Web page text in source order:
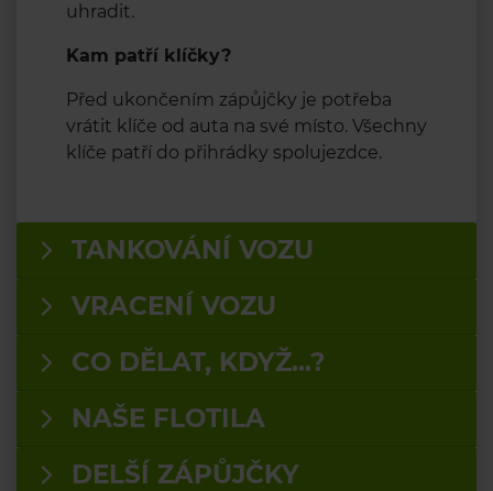
uhradit.
Kam patří klíčky?
Před ukončením zápůjčky je potřeba
vrátit klíče od auta na své místo. Všechny
klíče patří do přihrádky spolujezdce.
TANKOVÁNÍ VOZU
VRACENÍ VOZU
CO DĚLAT, KDYŽ...?
NAŠE FLOTILA
DELŠÍ ZÁPŮJČKY